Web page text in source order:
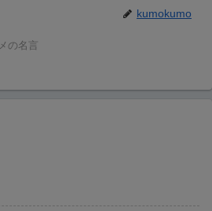
kumokumo
の名言